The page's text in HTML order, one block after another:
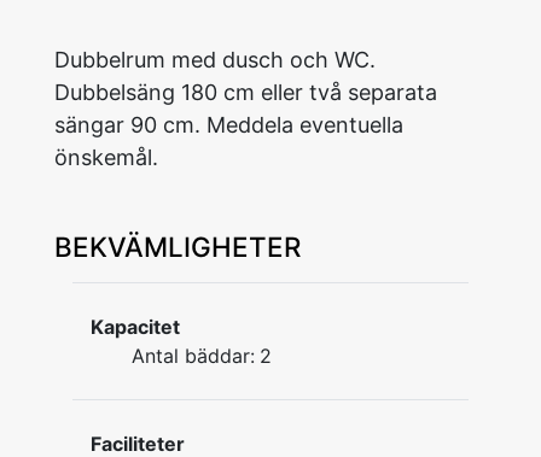
Dubbelrum med dusch och WC.
Dubbelsäng 180 cm eller två separata
sängar 90 cm. Meddela eventuella
önskemål.
BEKVÄMLIGHETER
Kapacitet
Antal bäddar: 2
Faciliteter